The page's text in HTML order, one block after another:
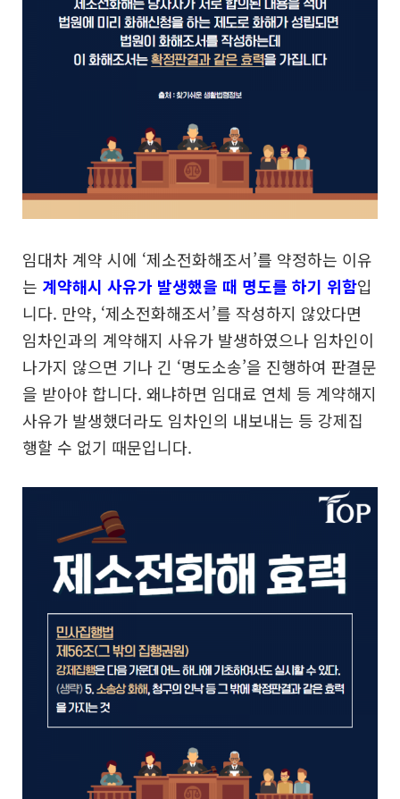
임대차 계약 시에 ‘제소전화해조서’를 약정하는 이유
는 계약해시 사유가 발생했을 때 명도를 하기 위함입
니다. 만약, ‘제소전화해조서’를 작성하지 않았다면
임차인과의 계약해지 사유가 발생하였으나 임차인이
나가지 않으면 기나 긴 ‘명도소송’을 진행하여 판결문
을 받아야 합니다. 왜냐하면 임대료 연체 등 계약해지
사유가 발생했더라도 임차인의 내보내는 등 강제집
행할 수 없기 때문입니다.